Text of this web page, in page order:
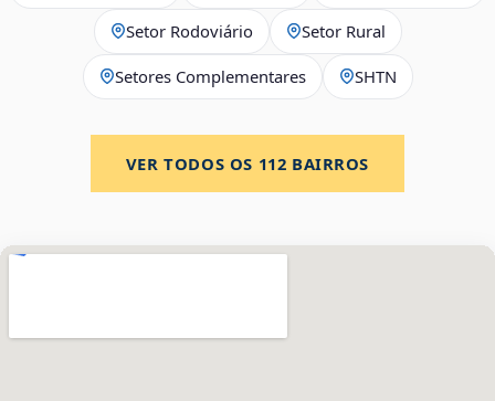
Setor Rodoviário Setor Rural
Setores Complementares SHTN
VER TODOS OS 112 BAIRROS